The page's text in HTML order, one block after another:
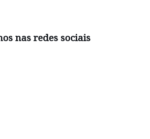
nas redes sociais